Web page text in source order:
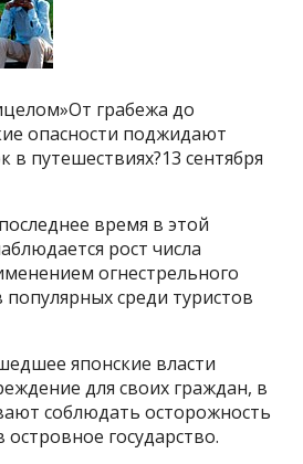
грабежа до
опасности поджидают
в путешествиях?13 сентября
время в этой
рост числа
огнестрельного
среди туристов
японские власти
для своих граждан, в
соблюдать осторожность
государство.